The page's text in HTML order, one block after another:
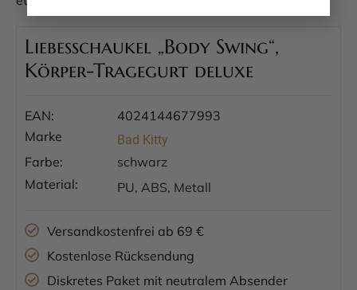
Liebesschaukel „Body Swing“,
Körper-Tragegurt deluxe
EAN:
4024144677993
Marke
Bad Kitty
Farbe:
schwarz
Material:
PU, ABS, Metall
Versandkostenfrei ab 69 €
Kostenlose Rücksendung
Diskretes Paket mit neutralem Absender